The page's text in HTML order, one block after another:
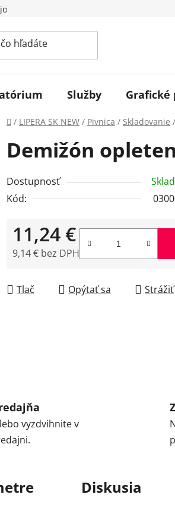
Služby Grafické
Domov
/ LIPERA SK NEW / Pivnica / Skladovanie /
Demižón
Dostupnosť
Kód:
11,24 €
9,14 € bez DPH
Tlač Opýtať sa Strážiť
vyzdvihnite v
Diskusia